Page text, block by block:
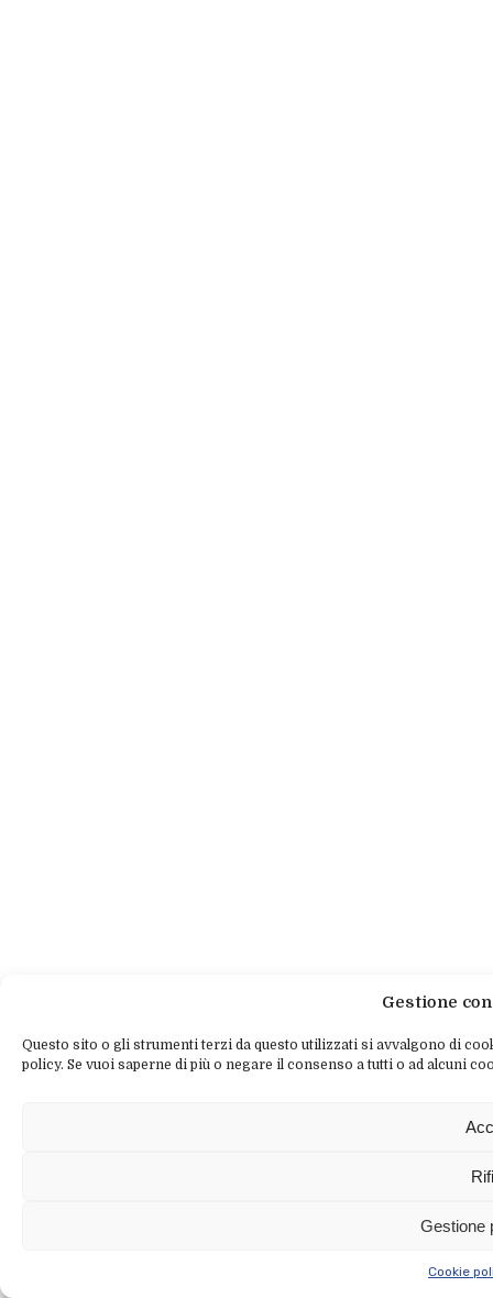
Gestione
Questo sito o gli strumenti terzi da questo utilizzati si avvalgono di
policy. Se vuoi saperne di più o negare il consenso a tutti o ad alcuni
Gestione
Cookie